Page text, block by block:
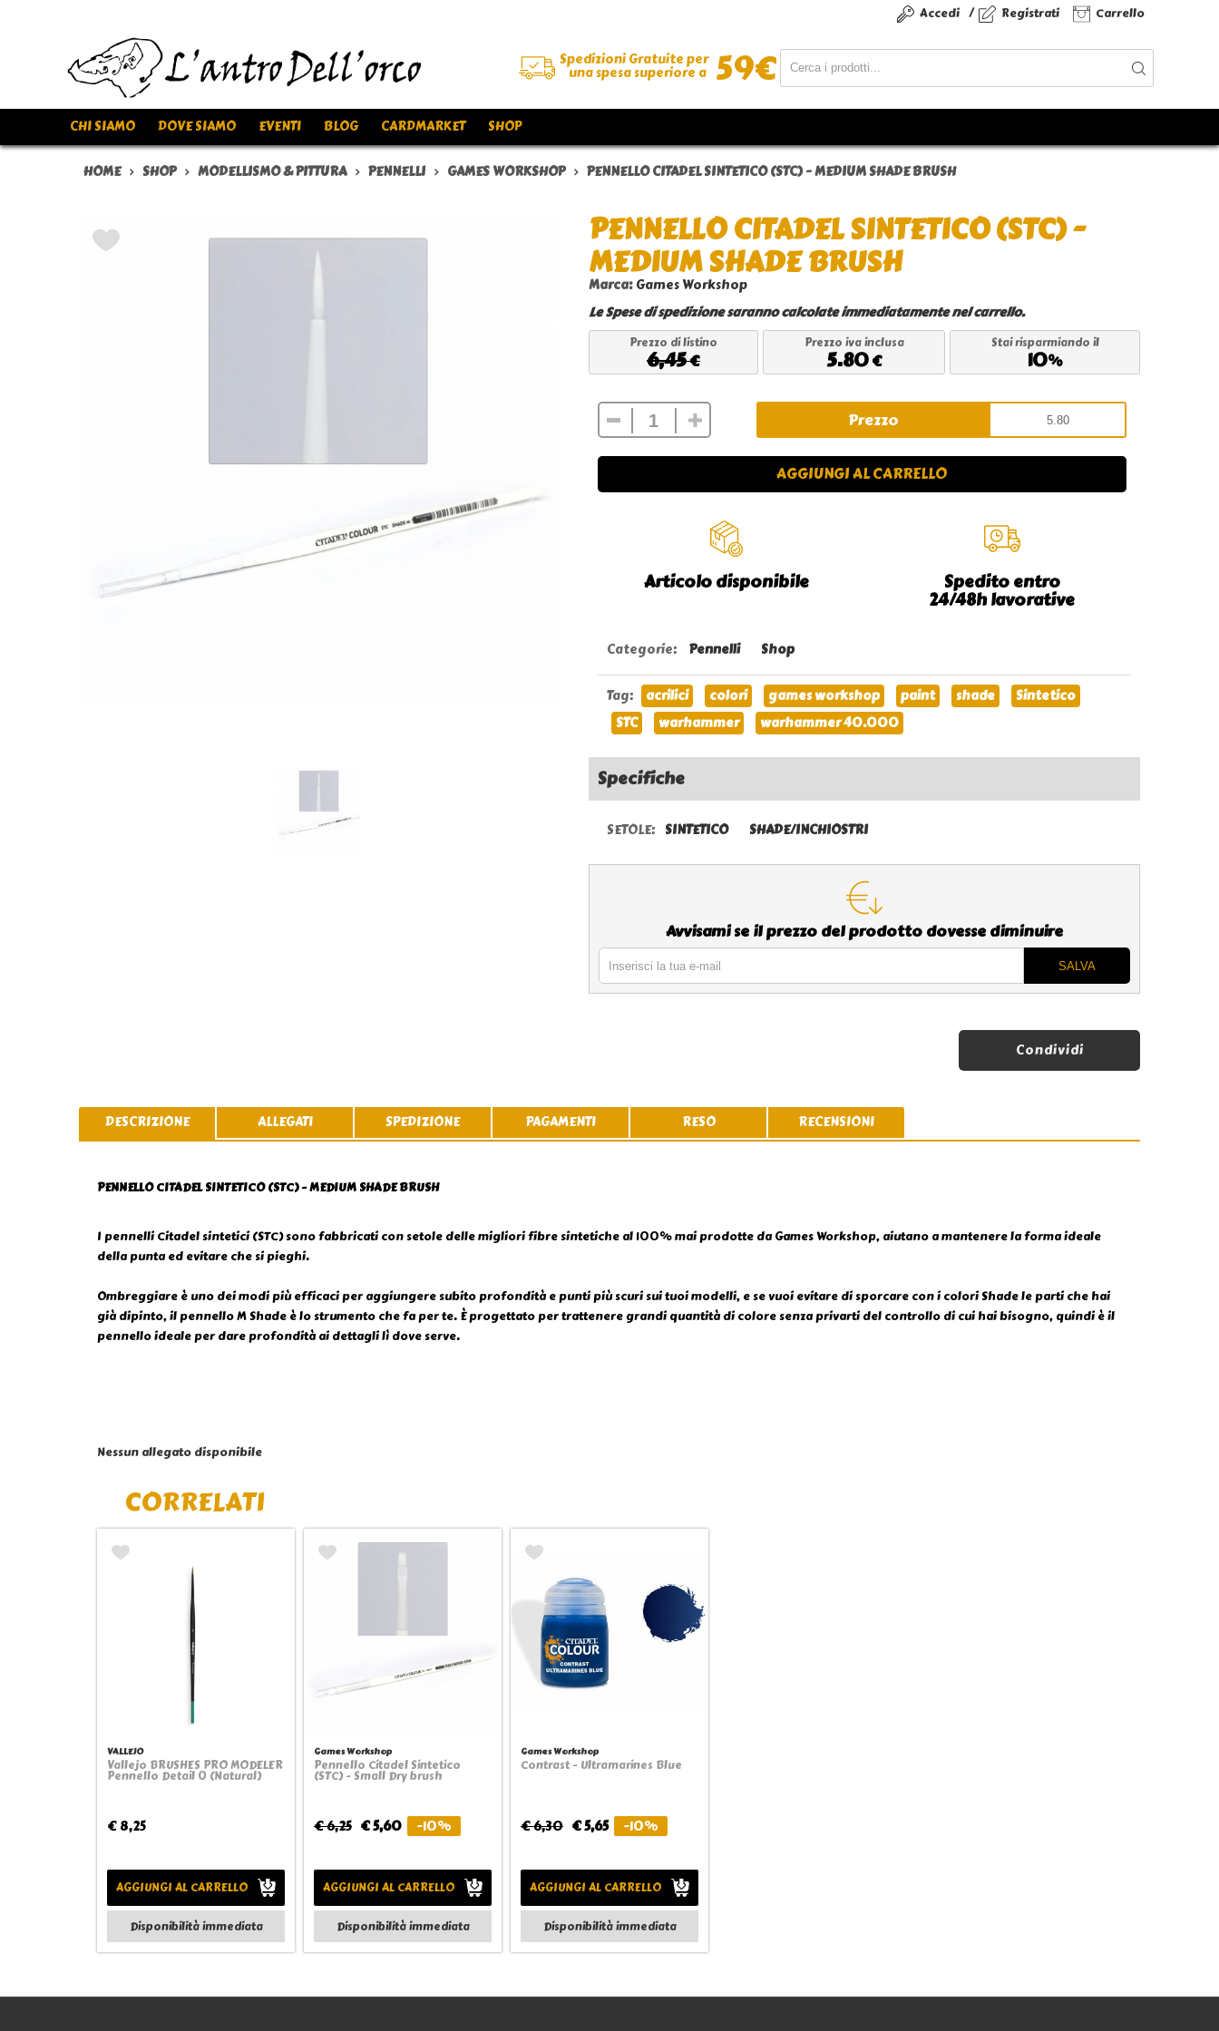
Accedi / Registrati Carrello
Spedizioni Gratuite per
una spesa superiore a 59€
CHI SIAMO DOVE SIAMO EVENTI BLOG CARDMARKET SHOP
HOME SHOP MODELLISMO & PITTURA PENNELLI GAMES WORKSHOP PENNELLO CITADEL SINTETICO (STC) - MEDIUM SHADE BRUSH
PENNELLO CITADEL SINTETICO (STC) -
MEDIUM SHADE BRUSH
Marca: Games Workshop
LeSpese di spedizionesaranno calcolate immediatamente nel carrello.
Prezzo di listino
6,45€
Prezzo iva inclusa
5.80€
Stai risparmiando il
10%
Prezzo
AGGIUNGI AL CARRELLO
Articolo disponibile
Spedito entro
24/48h lavorative
Categorie: Pennelli Shop
Tag: acrilici colori games workshop paint shade
Sintetico
STC
warhammer warhammer 40.000
Specifiche
SETOLE: SINTETICO SHADE/INCHIOSTRI
Avvisami se il prezzo del prodotto dovesse diminuire
Condividi
DESCRIZIONE ALLEGATI SPEDIZIONE PAGAMENTI RESO RECENSIONI
PENNELLO CITADEL SINTETICO (STC) - MEDIUM SHADE BRUSH
I pennelli Citadel sintetici (STC) sono fabbricati con setole delle migliori fibre sintetiche al 100% mai prodotte da Games Workshop, aiutano a mantenere la forma ideale
della punta ed evitare che si pieghi.
Ombreggiare è uno dei modi più efficaci per aggiungere subito profondità e punti più scuri sui tuoi modelli, e se vuoi evitare di sporcare con i colori Shade le parti che hai
già dipinto, il pennello M Shade è lo strumento che fa per te. È progettato per trattenere grandi quantità di colore senza privarti del controllo di cui hai bisogno, quindi è il
pennello ideale per dare profondità ai dettagli lì dove serve.
Nessun allegato disponibile
CORRELATI
Quickview
VALLEJO
Vallejo BRUSHES PRO MODELER
Pennello Detail 0 (Natural)
€ 8,25
AGGIUNGI AL CARRELLO
Disponibilità immediata
Quickview
Games Workshop
Pennello Citadel Sintetico
(STC) - Small Dry brush
€ 6,25 € 5,60 -10%
AGGIUNGI AL CARRELLO
Disponibilità immediata
Quickview
Games Workshop
Contrast - Ultramarines Blue
€ 6,30 € 5,65 -10%
AGGIUNGI AL CARRELLO
Disponibilità immediata